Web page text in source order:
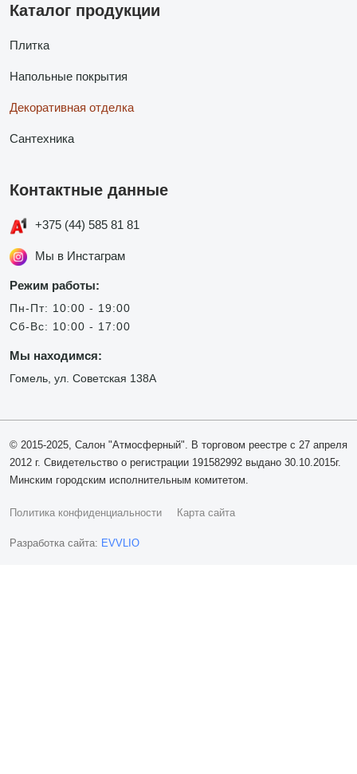
Каталог продукции
Плитка
Напольные покрытия
Декоративная отделка
Сантехника
Контактные данные
+375 (44) 585 81 81
Мы в Инстаграм
Режим работы:
Пн-Пт: 10:00 - 19:00
Сб-Вс: 10:00 - 17:00
Мы находимся:
Гомель, ул. Советская 138А
© 2015-2025, Салон "Атмосферный". В торговом реестре с 27 апреля
2012 г. Свидетельство о регистрации 191582992 выдано 30.10.2015г.
Минским городским исполнительным комитетом.
Политика конфиденциальности Карта сайта
Разработка сайта: EVVLIO